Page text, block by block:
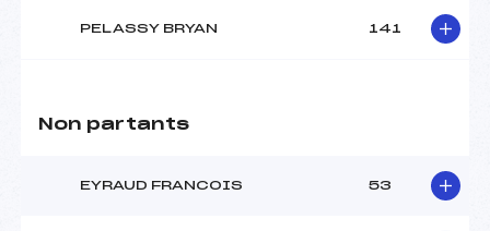
PELASSY BRYAN 141
Non partants
EYRAUD FRANCOIS 53